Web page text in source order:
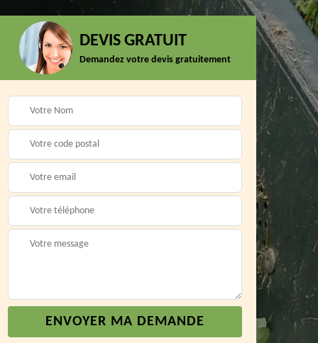
Paysagiste 26
Entreprise
débroussaillage 26
DEVIS GRATUIT
Demandez votre devis gratuitement